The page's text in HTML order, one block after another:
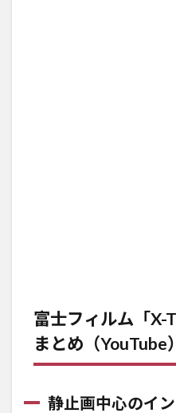
富士フィルム「X-
まとめ（YouTube）
静止画中心のイ